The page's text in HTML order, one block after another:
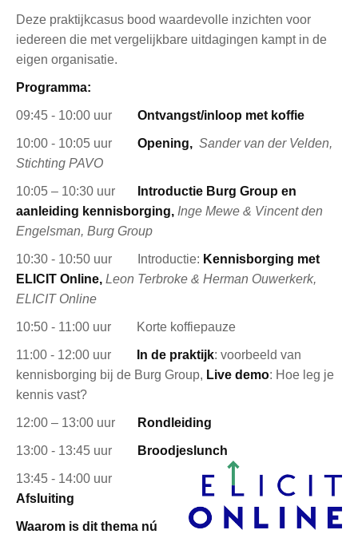
Deze praktijkcasus bood waardevolle inzichten voor
iedereen die met vergelijkbare uitdagingen kampt in de
eigen organisatie.
Programma:
09:45 - 10:00 uur Ontvangst/inloop met koffie
10:00 - 10:05 uur Opening, Sander van der Velden,
Stichting PAVO
10:05 – 10:30 uur
Introductie Burg Group en
aanleiding kennisborging, Inge Mewe & Vincent den
Engelsman, Burg Group
10:30 - 10:50 uur Introductie: Kennisborging met
ELICIT Online, Leon Terbroke & Herman Ouwerkerk,
ELICIT Online
10:50 - 11:00 uur Korte koffiepauze
11:00 - 12:00 uur In de praktijk: voorbeeld van
kennisborging bij de Burg Group, Live demo: Hoe leg je
kennis vast?
12:00 – 13:00 uur Rondleiding
13:00 - 13:45 uur Broodjeslunch
13:45 - 14:00 uur
Afsluiting
Waarom is dit thema nú